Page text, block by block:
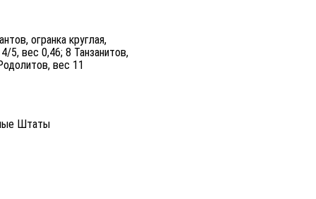
огранка круглая,
5, вес 0,46; 8 Танзанитов,
вес 11
Штаты